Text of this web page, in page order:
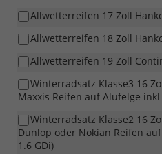
Allwetterreifen 17 Zoll
Allwetterreifen 18 Zoll
Allwetterreifen 19 Zoll
Winterradsatz Klasse3 16
Maxxis Reifen auf Alufelge inkl
Winterradsatz Klasse2 16
Dunlop oder Nokian Reifen
1.6 GDi)